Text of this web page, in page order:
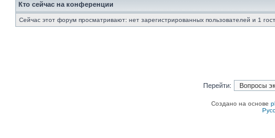
Кто сейчас на конференции
Сейчас этот форум просматривают: нет зарегистрированных пользователей и 1
Перейти:
Создано на основе